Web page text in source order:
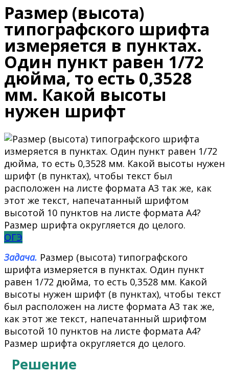
Размер (высота)
типографского шрифта
измеряется в пунктах.
Один пункт равен 1/72
дюйма, то есть 0,3528
мм. Какой высоты
нужен шрифт
ОГЭ
Задача. Размер (высота) типографского
шрифта измеряется в пунктах. Один пункт
равен 1/72 дюйма, то есть 0,3528 мм. Какой
высоты нужен шрифт (в пунктах), чтобы текст
был расположен на листе формата А3 так же,
как этот же текст, напечатанный шрифтом
высотой 10 пунктов на листе формата А4?
Размер шрифта округляется до целого.
Решение